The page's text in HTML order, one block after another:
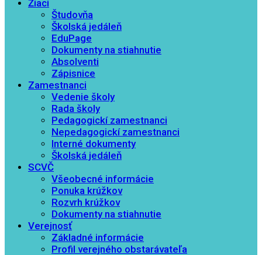
Žiaci
Študovňa
Školská jedáleň
EduPage
Dokumenty na stiahnutie
Absolventi
Zápisnice
Zamestnanci
Vedenie školy
Rada školy
Pedagogickí zamestnanci
Nepedagogickí zamestnanci
Interné dokumenty
Školská jedáleň
SCVČ
Všeobecné informácie
Ponuka krúžkov
Rozvrh krúžkov
Dokumenty na stiahnutie
Verejnosť
Základné informácie
Profil verejného obstarávateľa